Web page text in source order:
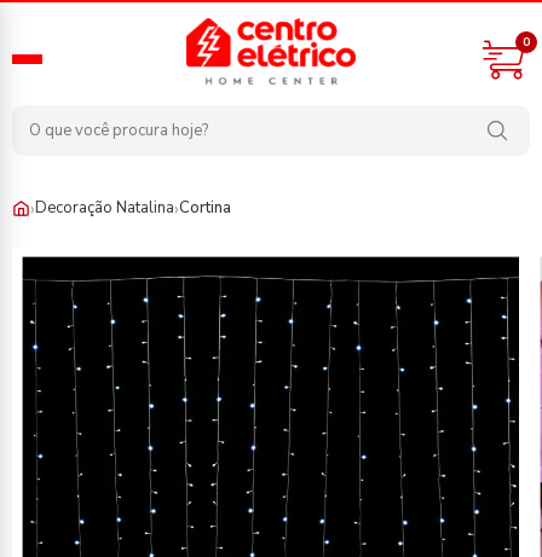
0
›Decoração Natalina›Cortina